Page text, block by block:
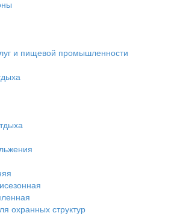
и пищевой промышленности
охранных структур